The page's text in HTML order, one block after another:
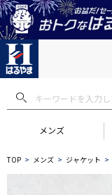
メンズ
TOP メンズ ジャケット